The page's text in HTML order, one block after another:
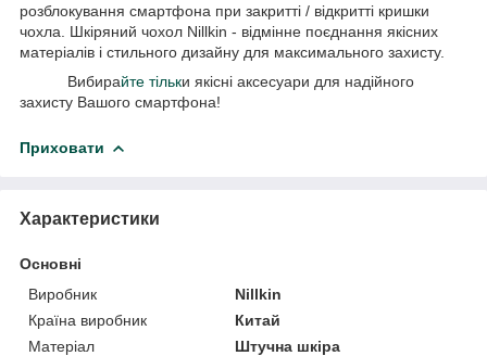
розблокування смартфона при закритті / відкритті кришки
чохла. Шкіряний чохол Nillkin - відмінне поєднання якісних
матеріалів і стильного дизайну для максимального захисту.
Вибирайте тільки якісні аксесуари для надійного
захисту Вашого смартфона!
Приховати
Характеристики
Основні
Виробник
Nillkin
Країна виробник
Китай
Матеріал
Штучна шкіра